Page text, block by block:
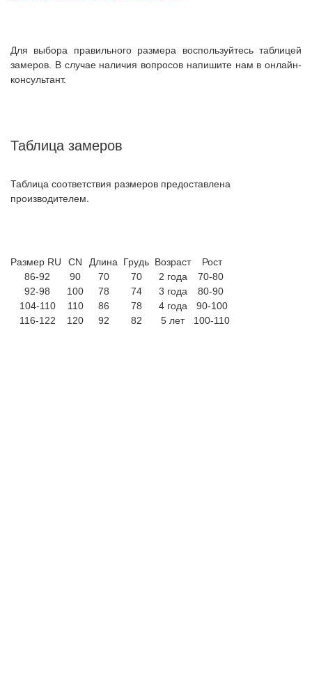
Для выбора правильного размера воспользуйтесь таблицей
замеров. В случае наличия вопросов напишите нам в онлайн-
консультант.
Таблица замеров
Таблица соответствия размеров предоставлена
производителем.
Размер RU CN Длина Грудь Возраст
Рост
86-92
90 70 70 2 года
70-80
92-98
100 78 74 3 года
80-90
104-110
110 86 78 4 года
90-100
116-122
120 92 82 5 лет 100-110